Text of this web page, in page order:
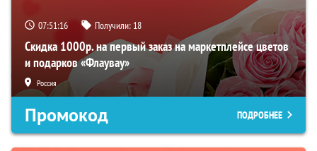
07:51:15 Получили: 18
Скидка 1000р. на первый заказ на маркетплейсе цветов
и подарков «Флаувау»
Россия
Промокод ПОДРОБНЕЕ